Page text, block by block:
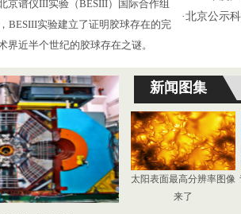
京谱仪III实验（BESIII）国际合作组
BESIII实验建立了证明胶球存在的完
界近半个世纪的胶球存在之谜。
·北京公示
新闻图集
太阳表面最高分辨率图像
来了